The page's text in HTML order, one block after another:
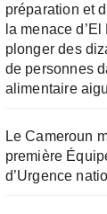
préparation et
la menace
plonger des
de personnes
alimentaire
Le Cameroun
première
d’Urgence